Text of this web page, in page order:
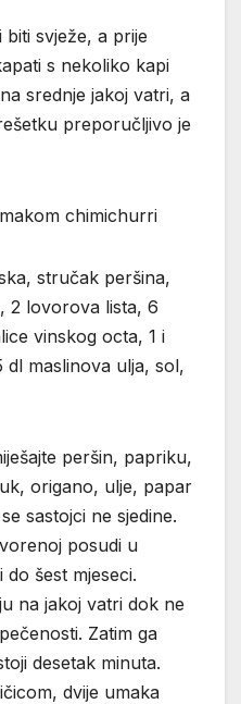
svježe, a prije
s nekoliko kapi
srednje jakoj vatri, a
preporučljivo je
chimichurri
stručak peršina,
2 lovorova lista, 6
vinskog octa, 1 i
dl maslinova ulja, sol,
peršin, papriku,
origano, ulje, papar
sastojci ne sjedine.
posudi u
šest mjeseci.
na jakoj vatri dok ne
Zatim ga
desetak minuta.
dvije umaka